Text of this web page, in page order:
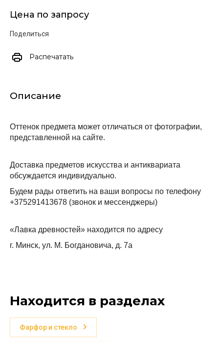
Цена по запросу
Поделиться
Распечатать
Описание
Оттенок предмета может отличаться от фотографии,
представленной на сайте.
Доставка предметов искусства и антиквариата
обсуждается индивидуально.
Будем рады ответить на ваши вопросы по телефону
+375291413678 (звонок и мессенджеры)
«Лавка древностей» находится по адресу
г. Минск, ул. М. Богдановича, д. 7а
Находится в разделах
Фарфор и стекло